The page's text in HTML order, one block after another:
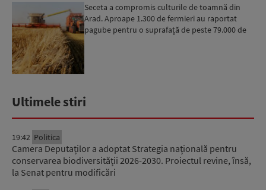
Seceta a compromis culturile de toamnă din
Arad. Aproape 1.300 de fermieri au raportat
pagube pentru o suprafață de peste 79.000 de
Ultimele stiri
19:42 Politica
Camera Deputaților a adoptat Strategia națională pentru
conservarea biodiversității 2026-2030. Proiectul revine, însă,
la Senat pentru modificări